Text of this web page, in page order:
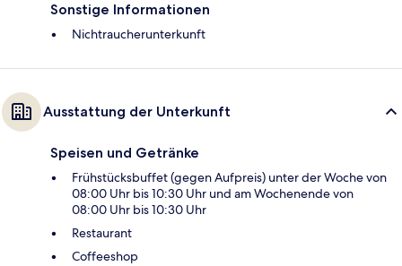
Sonstige Informationen
Nichtraucherunterkunft
Ausstattung der Unterkunft
Speisen und Getränke
Frühstücksbuffet (gegen Aufpreis) unter der Woche von
08:00 Uhr bis 10:30 Uhr und am Wochenende von
08:00 Uhr bis 10:30 Uhr
Restaurant
Coffeeshop